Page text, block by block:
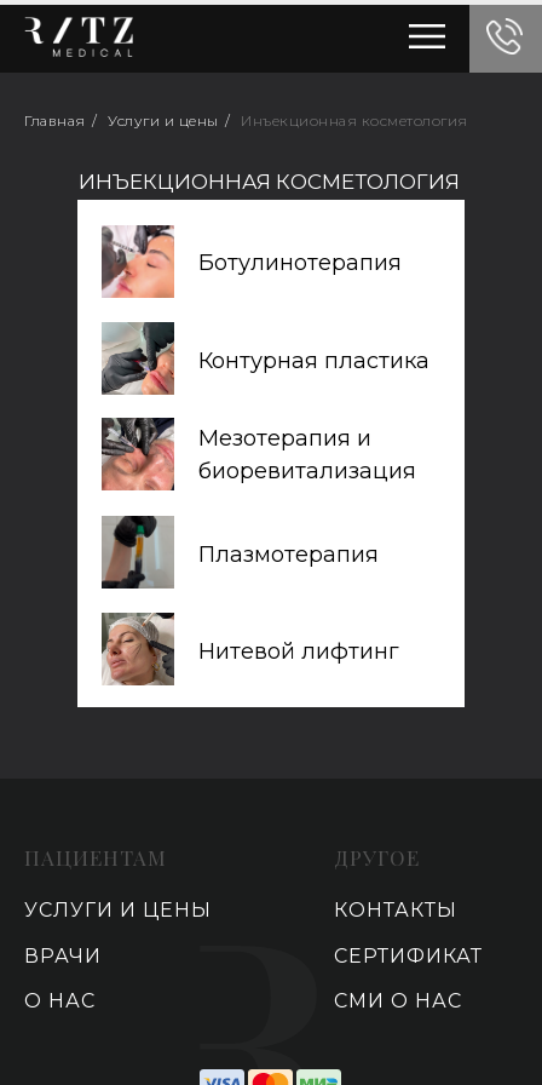
Главная / Услуги и цены / Инъекционная косметология
Ботулинотерапия
Контурная пластика
Плазмотерапия
Нитевой лифтинг
Мезотерапия и
биоревитализация
ИНЪЕКЦИОННАЯ КОСМЕТОЛОГИЯ
УСЛУГИ И ЦЕНЫ
ВРАЧИ
О НАС
ПАЦИЕНТАМ ДРУГОЕ
СЕРТИФИКАТ
КОНТАКТЫ
СМИ О НАС